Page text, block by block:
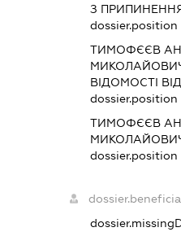
З
dossier.position
ТИМОФЄЄВ
ВІДОМОСТІ
dossier.position
ТИМОФЄЄВ
dossier.position